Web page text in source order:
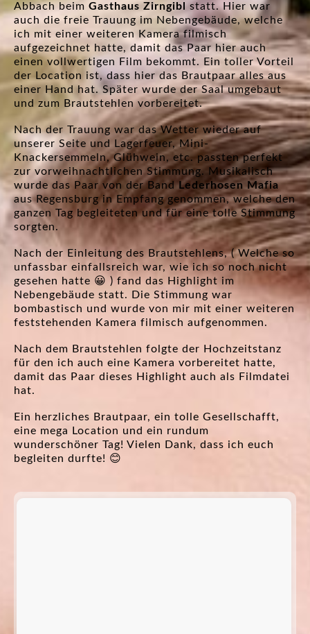
Abbach beim Gasthaus Zirngib
statt. Hier war
auch die freie Trauung im Nebengebäude, welche
ich mit einer weiteren Kamera filmisch
aufgezeichnet hatte, damit das Paar hier auch
einen vollwertigen Film bekommt. Ein toller Vorteil
der Location ist, dass hier das Brautpaar alles aus
einer Hand hat. Später wurde der Saal umgebaut
und zum Brautstehlen vorbereitet.
Nach der Trauung war das Wetter wieder auf
unserer Seite und Lagerfeuer, Mini-
Knackersemmeln, Glühwein, etc. passten perfekt
zur vorweihnachtlichen Stimmung. Musikalisch
wurde das Paar von der BandLederhosen Mafia
aus Regensburg in Empfang genommen, welche den
ganzen Tag begleiteten und für eine tolle Stimmung
sorgten.
Nach der Einleitung des Brautstehlens, ( Welche so
unfassbar einfallsreich war, wie ich so noch nicht
gesehen hatte 😀 ) fand das Highlight im
Nebengebäude statt. Die Stimmung war
bombastisch und wurde von mir mit einer weiteren
feststehenden Kamera filmisch aufgenommen.
Nach dem Brautstehlen folgte der Hochzeitstanz
für den ich auch eine Kamera vorbereitet hatte,
damit das Paar dieses Highlight auch als Filmdatei
hat.
Ein herzliches Brautpaar, ein tolle Gesellschafft,
eine mega Location und ein rundum
wunderschöner Tag! Vielen Dank, dass ich euch
begleiten durfte! 😊